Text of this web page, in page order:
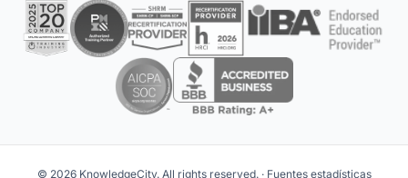
© 2026 KnowledgeCity. All rights reserved. · Fuentes estadísticas